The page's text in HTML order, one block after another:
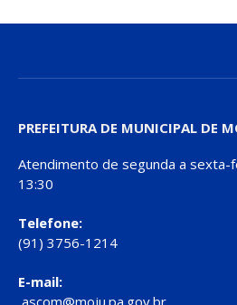
PREFEITURA DE MUNICIPAL DE
Atendimento de segunda a sexta-
13:30
Telefone:
(91) 3756-1214
E-mail:
ascom@moju.pa.gov.br